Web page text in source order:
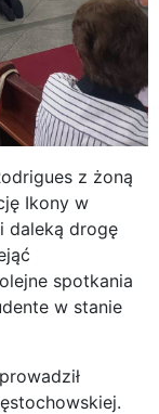
z żoną
Ikony w
daleką drogę
spotkania
w stanie